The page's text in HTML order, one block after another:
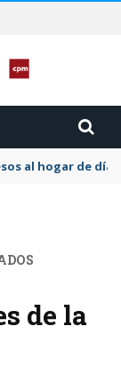
al hogar de día
de la